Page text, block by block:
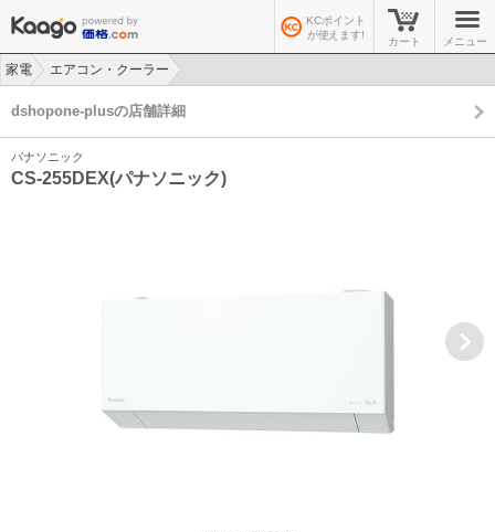
KCポイント
が使えます!
カート メニュー
家電
エアコン・クーラー
dshopone-plusの店舗詳細
パナソニック
CS-255DEX(パナソニック)